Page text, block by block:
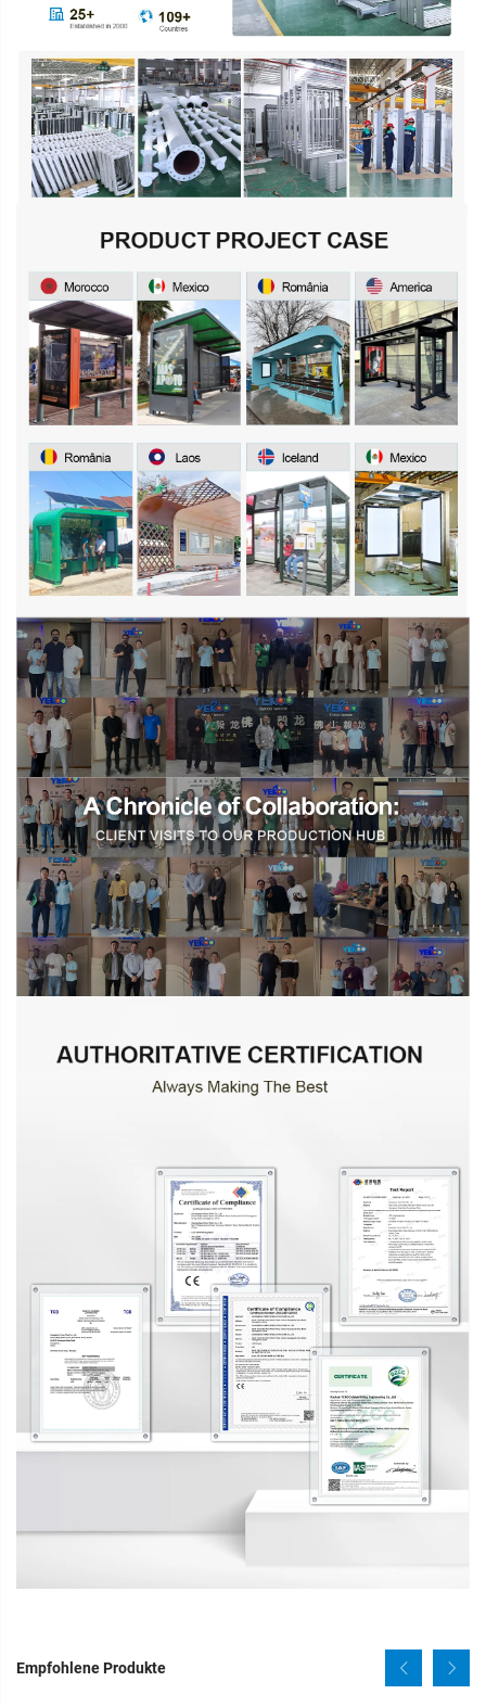
Empfohlene Produkte